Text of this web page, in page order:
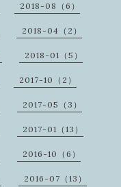
2018-08（6）
2018-04（2）
2018-01（5）
2017-10（2）
2017-05（3）
2017-01（13）
2016-10（6）
2016-07（13）